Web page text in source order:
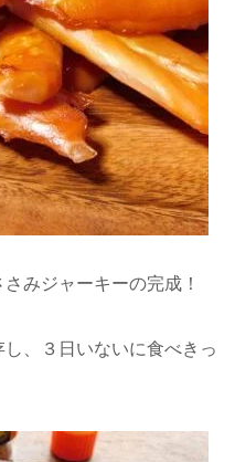
みジャーキーの完成！
、３日いないに食べきっ